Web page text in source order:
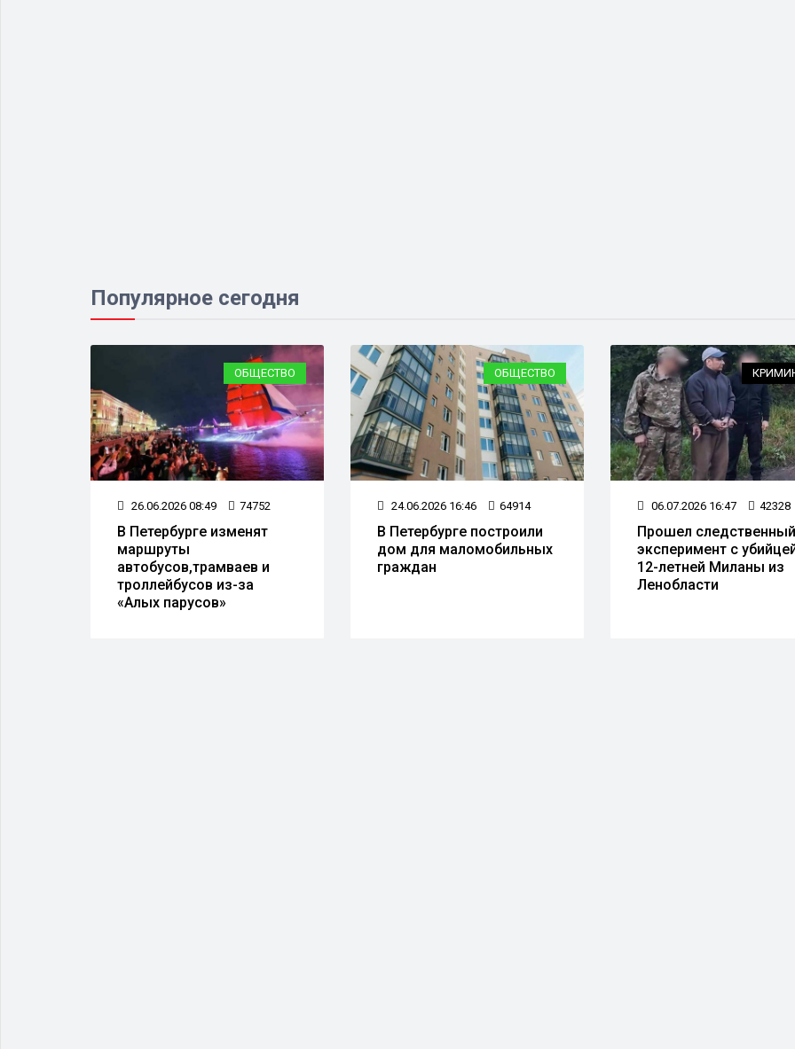
Популярное сегодня
ОБЩЕСТВО
26.06.2026 08:49 74752
В Петербурге изменят
маршруты
автобусов,трамваев и
троллейбусов из-за
«Алых парусов»
ОБЩЕСТВО
24.06.2026 16:46 64914
В Петербурге построили
дом для маломобильных
граждан
06.07.2026 16:47 42328
Прошел следственный
эксперимент с
12-летней Миланы из
Ленобласти